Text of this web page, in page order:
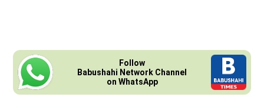
Follow
Babushahi Network Channel
on WhatsApp